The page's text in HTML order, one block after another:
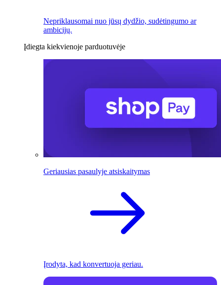
Nepriklausomai nuo jūsų dydžio, sudėtingumo ar
ambicijų.
Įdiegta kiekvienoje parduotuvėje
Geriausias pasaulyje atsiskaitymas
Įrodyta, kad konvertuoja geriau.